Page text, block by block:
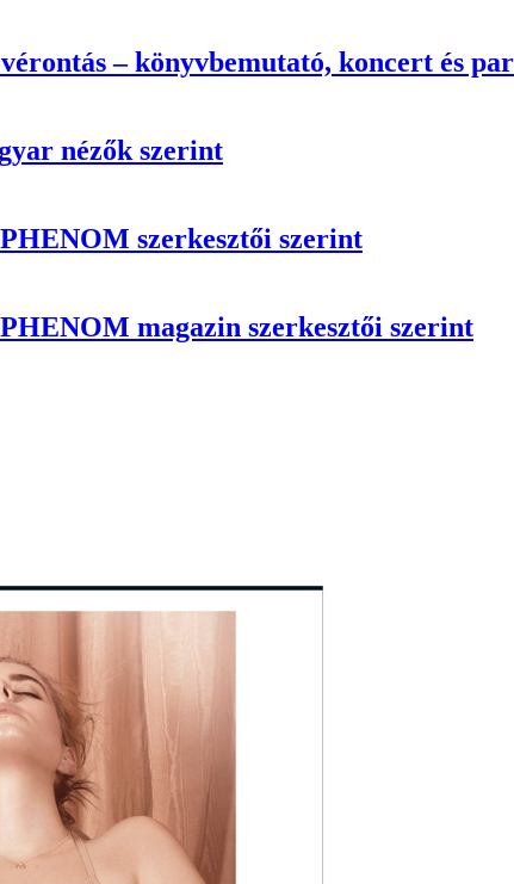
– könyvbemutató, koncert és
nézők szerint
szerkesztői szerint
magazin szerkesztői szerint